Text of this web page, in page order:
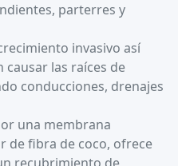
parterres y
invasivo así
causar las raíces de
conducciones, drenajes
una membrana
de fibra de coco, ofrece